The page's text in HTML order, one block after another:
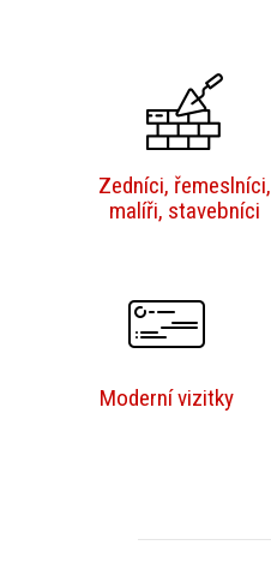
Zedníci, řemeslníci,
malíři, stavebníci
Moderní vizitky